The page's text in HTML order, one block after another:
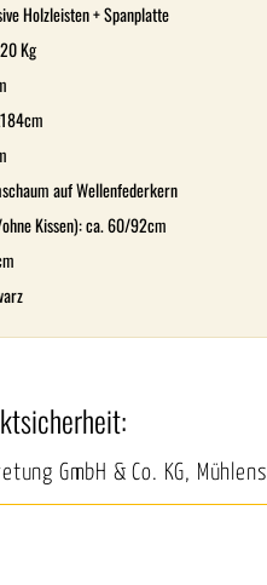
Holzleisten + Spanplatte
Kg
auf Wellenfederkern
Kissen): ca. 60/92cm
GmbH & Co. KG,